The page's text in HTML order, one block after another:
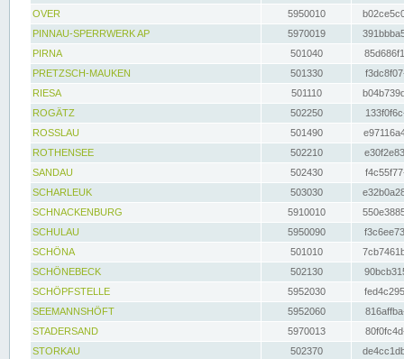
OVER
5950010
PINNAU-SPERRWERK AP
5970019
PIRNA
501040
PRETZSCH-MAUKEN
501330
RIESA
501110
ROGÄTZ
502250
ROSSLAU
501490
ROTHENSEE
502210
SANDAU
502430
SCHARLEUK
503030
SCHNACKENBURG
5910010
SCHULAU
5950090
SCHÖNA
501010
SCHÖNEBECK
502130
SCHÖPFSTELLE
5952030
SEEMANNSHÖFT
5952060
STADERSAND
5970013
STORKAU
502370